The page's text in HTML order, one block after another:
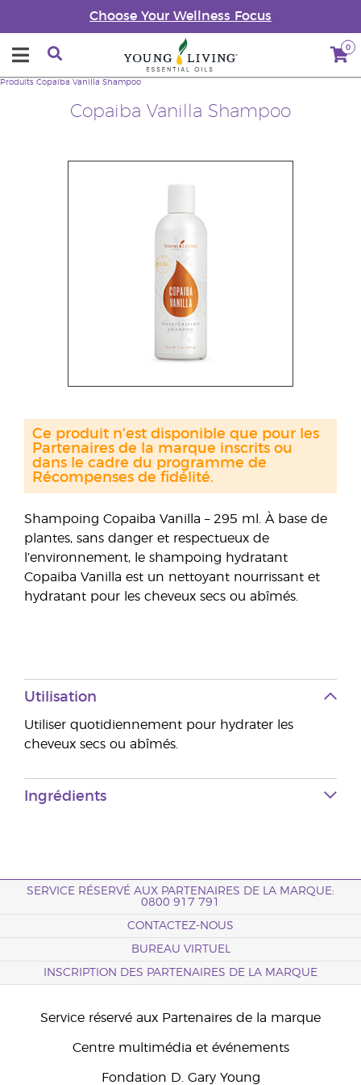
Choose Your Wellness Focus
0
Copaiba Vanilla Shampoo
Produits Copaiba Vanilla Shampoo
Shampoing Copaiba Vanilla – 295 ml. À base de
plantes, sans danger et respectueux de
l’environnement, le shampoing hydratant
Copaiba Vanilla est un nettoyant nourrissant et
hydratant pour les cheveux secs ou abîmés.
Ce produit n'est disponible que pour les
Partenaires de la marque inscrits ou
dans le cadre du programme de
Récompenses de fidélité.
Utilisation
Utiliser quotidiennement pour hydrater les
cheveux secs ou abîmés.
Ingrédients
SERVICE RÉSERVÉ AUX PARTENAIRES DE LA MARQUE:
0800 917 791
CONTACTEZ-NOUS
BUREAU VIRTUEL
INSCRIPTION DES PARTENAIRES DE LA MARQUE
Service réservé aux Partenaires de la marque
Centre multimédia et événements
Fondation D. Gary Young